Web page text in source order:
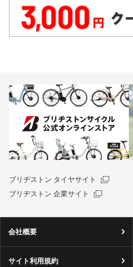
ブリヂストン タイヤサイト
ブリヂストン 企業サイト
会社概要
サイト利用規約